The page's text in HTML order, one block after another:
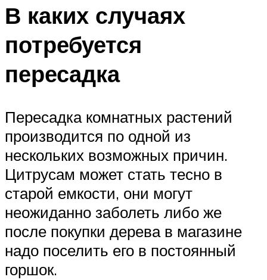
В каких случаях
потребуется
пересадка
Пересадка комнатных растений
производится по одной из
нескольких возможных причин.
Цитрусам может стать тесно в
старой емкости, они могут
неожиданно заболеть либо же
после покупки дерева в магазине
надо поселить его в постоянный
горшок.